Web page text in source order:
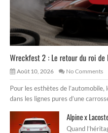
Wreckfest 2 : Le retour du roi de
Août 10, 2026 No Comments
Pour les esthètes de
dans les lignes pures d’une
Alpine x
Quand